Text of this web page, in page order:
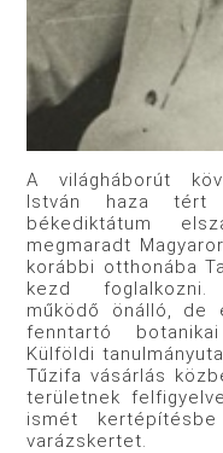
A világháborút
István haza tért
békediktátum
megmaradt
korábbi otthonába
kezd foglalkozni.
működő önálló, de
fenntartó
Külföldi
Tűzifa vásárlás
területnek
ismét
varázskertet.